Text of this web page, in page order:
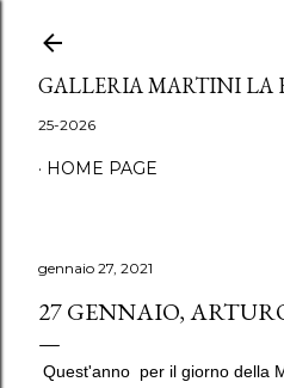
GALLERIA MARTINI LA
25-2026
HOME PAGE
gennaio 27, 2021
27 GENNAIO,
Quest'anno per il giorno della